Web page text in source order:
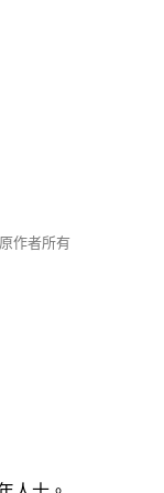
作者所有